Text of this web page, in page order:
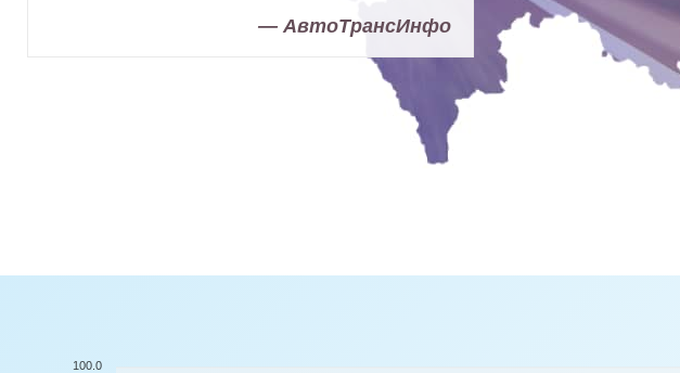
— АвтоТрансИнфо
100.0